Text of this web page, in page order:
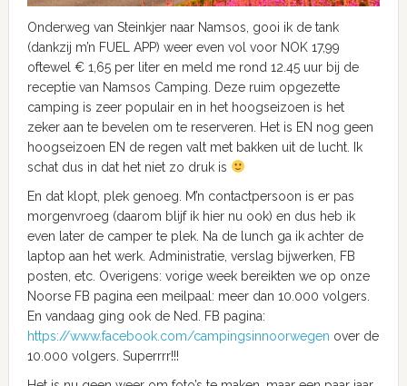
Onderweg van Steinkjer naar Namsos, gooi ik de tank
(dankzij m’n FUEL APP) weer even vol voor NOK 17,99
oftewel € 1,65 per liter en meld me rond 12.45 uur bij de
receptie van Namsos Camping. Deze ruim opgezette
camping is zeer populair en in het hoogseizoen is het
zeker aan te bevelen om te reserveren. Het is EN nog geen
hoogseizoen EN de regen valt met bakken uit de lucht. Ik
schat dus in dat het niet zo druk is
En dat klopt, plek genoeg. M’n contactpersoon is er pas
morgenvroeg (daarom blijf ik hier nu ook) en dus heb ik
even later de camper te plek. Na de lunch ga ik achter de
laptop aan het werk. Administratie, verslag bijwerken, FB
posten, etc. Overigens: vorige week bereikten we op onze
Noorse FB pagina een meilpaal: meer dan 10.000 volgers.
En vandaag ging ook de Ned. FB pagina:
https://www.facebook.com/campingsinnoorwegen over de
10.000 volgers. Superrrr!!!